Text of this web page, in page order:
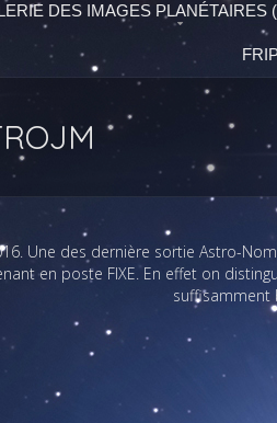
DES IMAGES PLANÉTAIRES
Une des dernière sortie Astro-
en poste FIXE. En effet on
suffisamment